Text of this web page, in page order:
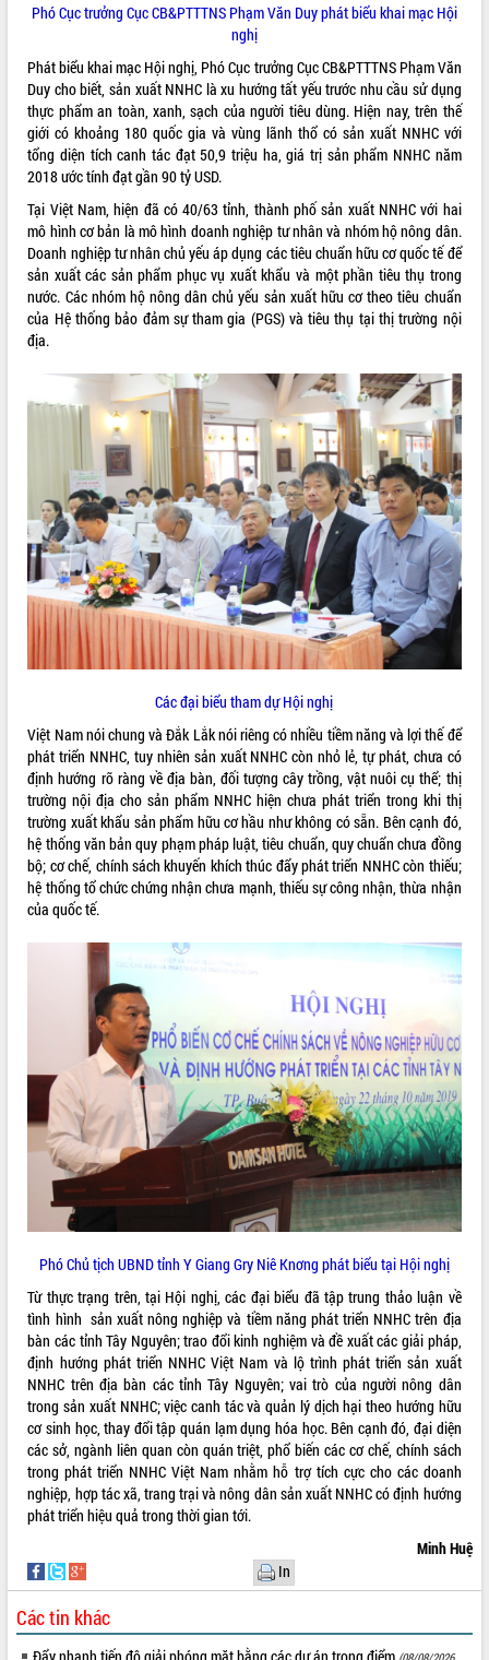
VIDEO
Loading the player...
Trailer Lễ hội Sầu riêng Đắk Lắk năm
2026
Khám bệnh, cấp phát thuốc miễn phí
Hội nghị UBND tỉnh Đắk Lắk thường kỳ
tháng 7/2026
Lễ truy tặng danh hiệu “Bà Mẹ Việt
Nam Anh hùng” và trao Huân chương
Lao động
UBND tỉnh Đắk Lắk triển khai nhiệm
vụ 6 tháng cuối năm 2026
Kỳ họp thứ Hai, Hội đồng nhân dân
tỉnh khóa XI quyết nghị nhiều nội dung
quan trọng
Bí thư Tỉnh ủy Lương Nguyễn Minh
Triết thăm, tặng quà người có công với
Rà soát, hoàn thiện hệ thống thiết chế
văn hóa, thể thao đáp ứng yêu cầu
phát triển mới
Thường trực HĐND tỉnh Đắk Lắk gặp
mặt Đoàn chuyên gia y tế TP. Hồ Chí
Minh
Lễ truy điệu và an táng hài cốt liệt sĩ
tại Nghĩa trang Liệt sĩ xã Sơn Hòa
Bàn giải pháp tháo gỡ khó khăn trong
xuất khẩu sầu riêng và triển khai quy
định EUDR
Thứ trưởng Bộ Nông nghiệp và Môi
trường Nguyễn Hoàng Hiệp khảo sát
vùng trồng và doanh nghiệp đóng gói
sầu riêng tại Đắk Lắk
Trình diễn nghệ thuật chế biến các
món ăn từ sầu riêng
Đắk Lắk công bố Quy hoạch và xúc
tiến đầu tư tỉnh
Ngành cá ngừ Đắk Lắk chủ động thích
ứng để giữ vững thị trường xuất khẩu
Diễn đàn Kinh tế tư nhân Việt Nam đột
phá cơ chế - Hợp tác công tư
Đề án 06 tạo bước ngoặt đột phá trong
cải cách hành chính tỉnh Đắk Lắk
Kết nối tour, đẩy mạnh chuyển đổi số
để phát triển du lịch Đắk Lắk
Khởi động Dự án Đầu tư xây dựng hạ
tầng kỹ thuật Cụm công nghiệp Tân
Tiến
Gặp mặt các cơ quan báo chí nhân Kỷ
niệm 101 năm Ngày Báo chí Cách
mạng Việt Nam
Đắk Lắk sơ kết 4 năm triển khai thực
hiện Đề án 06 của Chính phủ
Quy hoạch và Xúc tiến đầu tư tỉnh Đắk
Lắk
Khơi thông điểm nghẽn, đẩy nhanh
giải ngân vốn khắc phục thiên tai
THỐNG KÊ TRUY CẬP
Hôm nay:
26392
Tất cả: 66112060
Phó Cục trưởng Cục CB&PTTTNS Phạm Văn Duy phát biểu khai mạc Hội
nghị
Phát biểu khai mạc Hội nghị, Phó Cục trưởng Cục CB&PTTTNS Phạm Văn
Duy cho biết, sản xuất NNHC là xu hướng tất yếu trước nhu cầu sử dụng
thực phẩm an toàn, xanh, sạch của người tiêu dùng. Hiện nay, trên thế
giới có khoảng 180 quốc gia và vùng lãnh thổ có sản xuất NNHC với
tổng diện tích canh tác đạt 50,9 triệu ha, giá trị sản phẩm NNHC năm
2018 ước tính đạt gần 90 tỷ USD.
Tại Việt Nam, hiện đã có 40/63 tỉnh, thành phố sản xuất NNHC với hai
mô hình cơ bản là mô hình doanh nghiệp tư nhân và nhóm hộ nông dân.
Doanh nghiệp tư nhân chủ yếu áp dụng các tiêu chuẩn hữu cơ quốc tế để
sản xuất các sản phẩm phục vụ xuất khẩu và một phần tiêu thụ trong
nước. Các nhóm hộ nông dân chủ yếu sản xuất hữu cơ theo tiêu chuẩn
của Hệ thống bảo đảm sự tham gia (PGS) và tiêu thụ tại thị trường nội
địa.
Các đại biểu tham dự Hội nghị
Việt Nam nói chung và Đắk Lắk nói riêng có nhiều tiềm năng và lợi thế để
phát triển NNHC, tuy nhiên sản xuất NNHC còn nhỏ lẻ, tự phát, chưa có
định hướng rõ ràng về địa bàn, đối tượng cây trồng, vật nuôi cụ thể; thị
trường nội địa cho sản phẩm NNHC hiện chưa phát triển trong khi thị
trường xuất khẩu sản phẩm hữu cơ hầu như không có sẵn. Bên cạnh đó,
hệ thống văn bản quy phạm pháp luật, tiêu chuẩn, quy chuẩn chưa đồng
bộ; cơ chế, chính sách khuyến khích thúc đẩy phát triển NNHC còn thiếu;
hệ thống tổ chức chứng nhận chưa mạnh, thiếu sự công nhận, thừa nhận
của quốc tế.
Phó Chủ tịch UBND tỉnh Y Giang Gry Niê Knơng phát biểu tại Hội nghị
Từ thực trạng trên, tại Hội nghị, các đại biểu đã tập trung thảo luận về
tình hình sản xuất nông nghiệp và tiềm năng phát triển NNHC trên địa
bàn các tỉnh Tây Nguyên; trao đổi kinh nghiệm và đề xuất các giải pháp,
định hướng phát triển NNHC Việt Nam và lộ trình phát triển sản xuất
NNHC trên địa bàn các tỉnh Tây Nguyên; vai trò của người nông dân
trong sản xuất NNHC; việc canh tác và quản lý dịch hại theo hướng hữu
cơ sinh học, thay đổi tập quán lạm dụng hóa học. Bên cạnh đó, đại diện
các sở, ngành liên quan còn quán triệt, phổ biến các cơ chế, chính sách
trong phát triển NNHC Việt Nam nhằm hỗ trợ tích cực cho các doanh
nghiệp, hợp tác xã, trang trại và nông dân sản xuất NNHC có định hướng
phát triển hiệu quả trong thời gian tới.
Minh Huệ
In
Các tin khác